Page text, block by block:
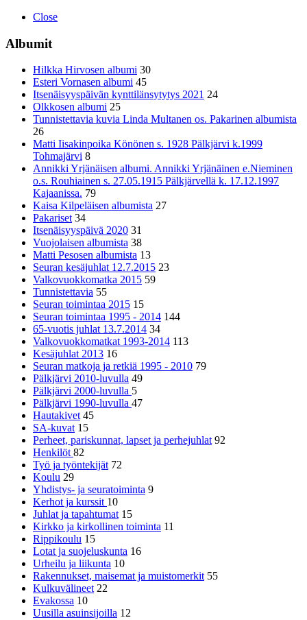
Close
Albumit
Hilkka Hirvosen albumi 30
Esteri Vornasen albumi 45
Itsenäisyyspäivän kynttilänsytytys 2021 24
Olkkosen albumi 25
Tunnistettavia kuvia Linda Multanen os. Pakarinen albumista
26
Matti Iisakinpoika Könönen s. 1928 Pälkjärvi k.1999
Tohmajärvi 8
Annikki Yrjänäisen albumi. Annikki Yrjänäinen e.Nieminen
o.s. Rouhiainen s. 27.05.1915 Pälkjärvellä k. 17.12.1997
Kajaanissa. 79
Kaisa Kilpeläisen albumista 27
Pakariset 34
Itsenäisyyspäivä 2020 31
Vuojolaisen albumista 38
Matti Pesosen albumista 13
Seuran kesäjuhlat 12.7.2015 23
Valkovuokkomatka 2015 59
Tunnistettavia 55
Seuran toimintaa 2015 15
Seuran toimintaa 1995 - 2014 144
65-vuotis juhlat 13.7.2014 34
Valkovuokkomatkat 1993-2014 113
Kesäjuhlat 2013 16
Seuran matkoja ja retkiä 1995 - 2010 79
Pälkjärvi 2010-luvulla 49
Pälkjärvi 2000-luvulla 5
Pälkjärvi 1990-luvulla 47
Hautakivet 45
SA-kuvat 15
Perheet, pariskunnat, lapset ja perhejuhlat 92
Henkilöt82
Työ ja työntekijät 72
Koulu 29
Yhdistys- ja seuratoiminta 9
Kerhot ja kurssit 10
Juhlat ja tapahtumat 15
Kirkko ja kirkollinen toiminta 11
Rippikoulu 15
Lotat ja suojeluskunta 16
Urheilu ja liikunta 10
Rakennukset, maisemat ja muistomerkit 55
Kulkuvälineet 22
Evakossa 10
Uusilla asuinsijoilla 12